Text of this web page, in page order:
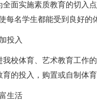
全面实施素质教育的切入
每名学生都能受到良好的
投入
我校体育、艺术教育工作
育的投入，购置或自制体
生活